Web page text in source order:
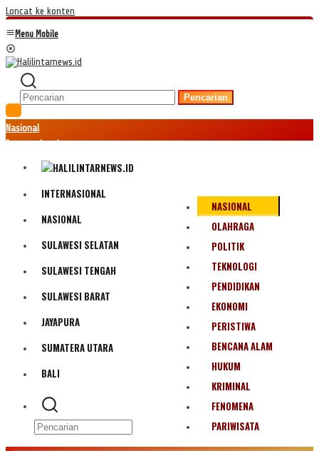
Loncat ke konten
Menu Mobile
Pencarian
Nasional
Internasional
Politik
Olahraga
Bencana Alam
INTERNASIONAL
NASIONAL
SULAWESI SELATAN
SULAWESI TENGAH
SULAWESI BARAT
JAYAPURA
SUMATERA UTARA
BALI
NASIONAL
OLAHRAGA
POLITIK
TEKNOLOGI
PENDIDIKAN
EKONOMI
PERISTIWA
BENCANA ALAM
HUKUM
KRIMINAL
FENOMENA
PARIWISATA